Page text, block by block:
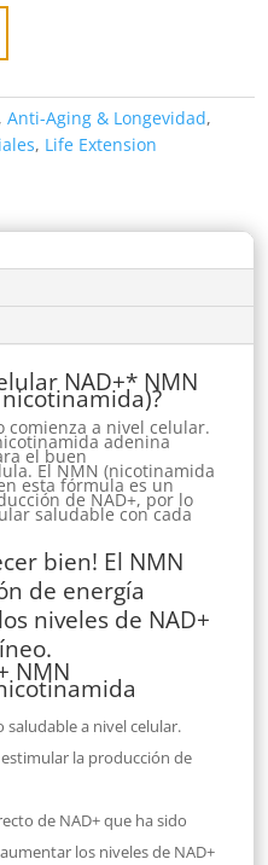
,Anti-Aging & Longevidad,
, Life Extension
NAD+* NMN
comienza a nivel celular.
adenina
el buen
El NMN (nicotinamida
esta fórmula es un
de NAD+, por lo
saludable con cada
bien! El NMN
de energía
niveles de NAD+
NMN
a nivel celular.
la producción de
de NAD+ que ha sido
los niveles de NAD+